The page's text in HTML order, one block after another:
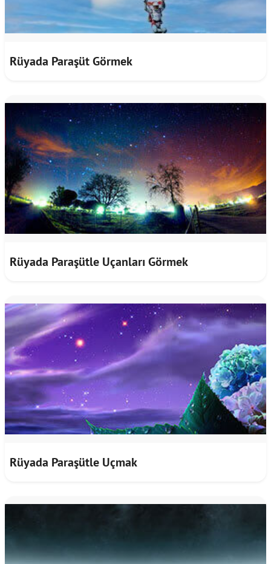
Rüyada Paraşüt Görmek
Rüyada Paraşütle Uçanları Görmek
Rüyada Paraşütle Uçmak